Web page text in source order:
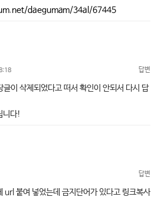
daegumam/34al/67445
답변
글이 삭제되었다고 떠서 확인이 안되서 다시 답
니다!
답변
url 붙여 넣었는데 금지단어가 있다고 링크복사